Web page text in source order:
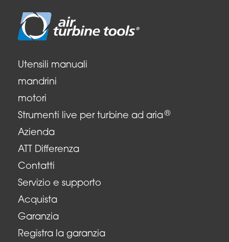
Utensili manuali
mandrini
motori
Strumenti live per turbine ad aria ®
Azienda
ATT Differenza
Contatti
Servizio e supporto
Acquista
Garanzia
Registra la garanzia